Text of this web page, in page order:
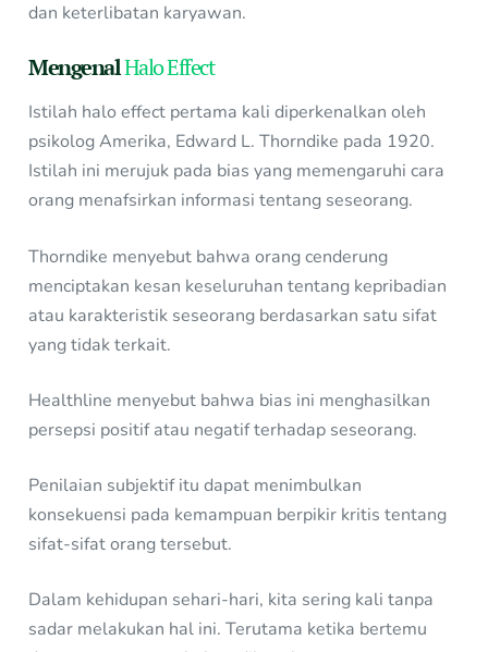
dan keterlibatan karyawan.
MengenalHalo Effect
Istilah halo effect pertama kali diperkenalkan oleh
psikolog Amerika, Edward L. Thorndike pada 1920.
Istilah ini merujuk pada bias yang memengaruhi cara
orang menafsirkan informasi tentang seseorang.
Thorndike menyebut bahwa orang cenderung
menciptakan kesan keseluruhan tentang kepribadian
atau karakteristik seseorang berdasarkan satu sifat
yang tidak terkait.
Healthline menyebut bahwa bias ini menghasilkan
persepsi positif atau negatif terhadap seseorang.
Penilaian subjektif itu dapat menimbulkan
konsekuensi pada kemampuan berpikir kritis tentang
sifat-sifat orang tersebut.
Dalam kehidupan sehari-hari, kita sering kali tanpa
sadar melakukan hal ini. Terutama ketika bertemu